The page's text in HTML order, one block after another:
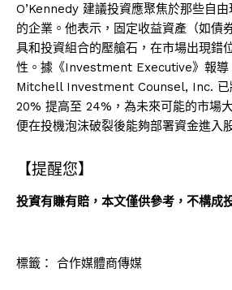
O’Kennedy 建議投資應聚焦於那些自
的企業。他表示，固定收益資產（如債
具和投資組合的壓艙石，在市場出現錯
性。據《Investment Executive》報導
Mitchell Investment Counsel, Inc. 已
20% 提高至 24%，為未來可能的市場
便在投機泡沫破裂後能夠部署資金進入
【提醒您】
投資有賺有賠，本文僅供參考，不構成
標籤： 合作媒體商傳媒